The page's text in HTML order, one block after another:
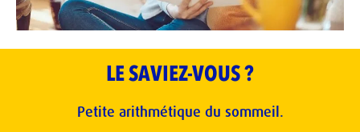
LE SAVIEZ-VOUS ?
Petite arithmétique du sommeil.